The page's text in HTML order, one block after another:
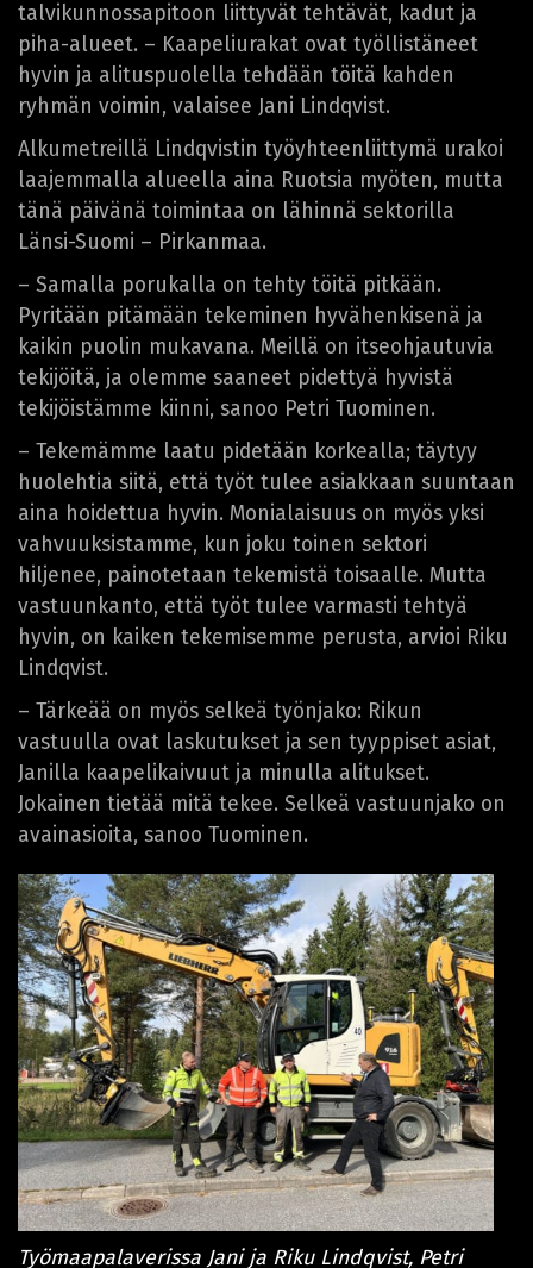
talvikunnossapitoon liittyvät tehtävät, kadut ja
piha-alueet. – Kaapeliurakat ovat työllistäneet
hyvin ja alituspuolella tehdään töitä kahden
ryhmän voimin, valaisee Jani Lindqvist.
Alkumetreillä Lindqvistin työyhteenliittymä urakoi
laajemmalla alueella aina Ruotsia myöten, mutta
tänä päivänä toimintaa on lähinnä sektorilla
Länsi-Suomi – Pirkanmaa.
– Samalla porukalla on tehty töitä pitkään.
Pyritään pitämään tekeminen hyvähenkisenä ja
kaikin puolin mukavana. Meillä on itseohjautuvia
tekijöitä, ja olemme saaneet pidettyä hyvistä
tekijöistämme kiinni, sanoo Petri Tuominen.
– Tekemämme laatu pidetään korkealla; täytyy
huolehtia siitä, että työt tulee asiakkaan suuntaan
aina hoidettua hyvin. Monialaisuus on myös yksi
vahvuuksistamme, kun joku toinen sektori
hiljenee, painotetaan tekemistä toisaalle. Mutta
vastuunkanto, että työt tulee varmasti tehtyä
hyvin, on kaiken tekemisemme perusta, arvioi Riku
Lindqvist.
– Tärkeää on myös selkeä työnjako: Rikun
vastuulla ovat laskutukset ja sen tyyppiset asiat,
Janilla kaapelikaivuut ja minulla alitukset.
Jokainen tietää mitä tekee. Selkeä vastuunjako on
avainasioita, sanoo Tuominen.
Työmaapalaverissa Jani ja Riku Lindqvist, Petri